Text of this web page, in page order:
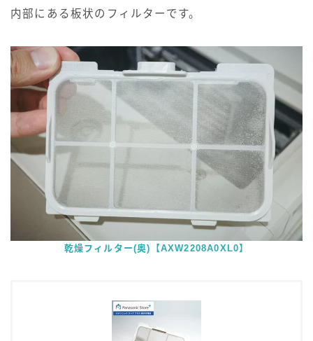
内部にある板状のフィルターです。
乾燥フィルター(奥)【AXW2208A0XL0】